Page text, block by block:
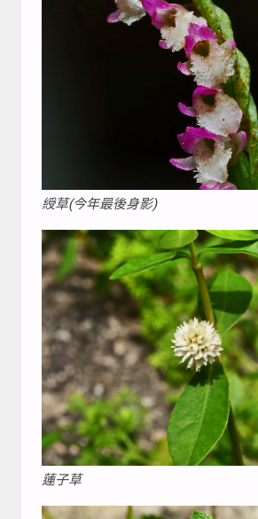
綬草(今年最後身影)
蓮子草